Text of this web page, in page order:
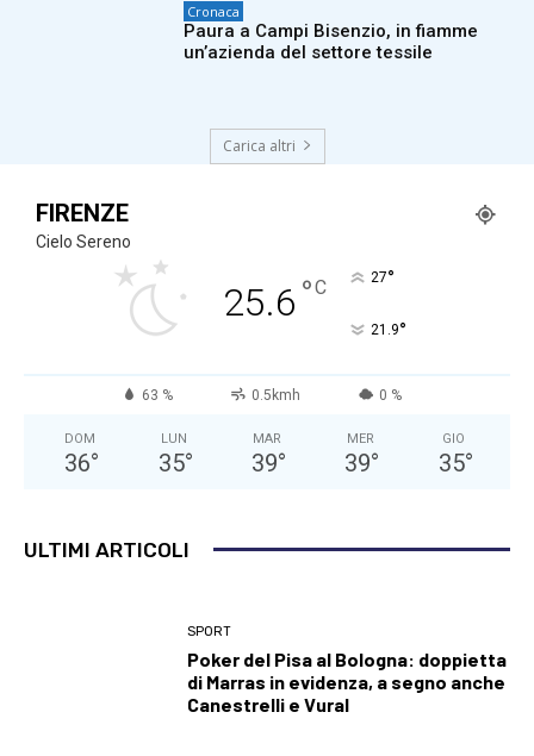
Cronaca
Paura a Campi Bisenzio, in fiamme
un’azienda del settore tessile
Carica altri
FIRENZE
Cielo Sereno
25.6 °C 27°
21.9°
63 % 0.5kmh 0 %
DOM
36°
LUN
35°
MAR
39°
MER
39°
GIO
35°
ULTIMI ARTICOLI
SPORT
Poker del Pisa al Bologna: doppietta
di Marras in evidenza, a segno anche
Canestrelli e Vural